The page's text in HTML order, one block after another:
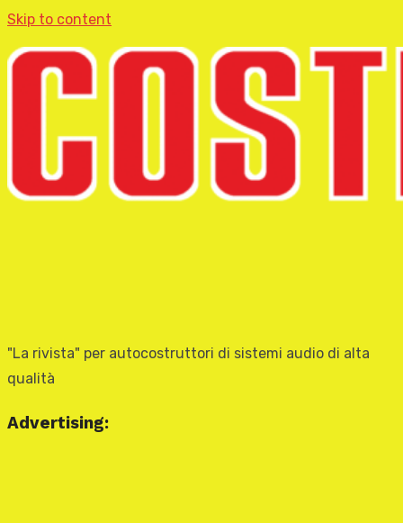
Skip to content
"La rivista" per autocostruttori di sistemi audio di alta
qualità
Advertising: